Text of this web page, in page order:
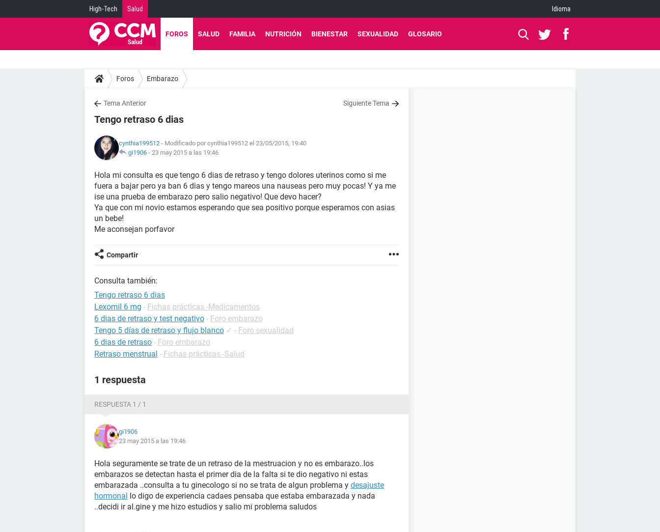
High-Tech Salud Idioma
FOROS SALUD FAMILIA NUTRICIÓN BIENESTAR SEXUALIDAD GLOSARIO
Foros Embarazo
Tema Anterior Siguiente Tema
Tengo retraso 6 dias
cynthia199512 - Modificado por cynthia199512 el 23/05/2015, 19:40
gi1906 - 23 may 2015 a las 19:46
Hola mi consulta es que tengo 6 dias de retraso y tengo dolores uterinos como si me
fuera a bajar pero ya ban 6 dias y tengo mareos una nauseas pero muy pocas! Y ya me
ise una prueba de embarazo pero salio negativo! Que devo hacer?
Ya que con mi novio estamos esperando que sea positivo porque esperamos con asias
un bebe!
Me aconsejan porfavor
Compartir
Consulta también:
Tengo retraso 6 dias
Lexomil 6 mg - Fichas prácticas -Medicamentos
6 dias de retraso y test negativo - Foro embarazo
Tengo 5 días de retraso y flujo blanco ✓ - Foro sexualidad
6 dias de retraso - Foro embarazo
Retraso menstrual - Fichas prácticas -Salud
1 respuesta
RESPUESTA 1 / 1
gi1906
23 may 2015 a las 19:46
Hola seguramente se trate de un retraso de la mestruacion y no es embarazo..los
embarazos se detectan hasta el primer dia de la falta si te dio negativo ni estas
embarazada ..consulta a tu ginecologo si no se trata de algun problema y desajuste
hormonal lo digo de experiencia cadaes pensaba que estaba embarazada y nada
..decidi ir al.gine y me hizo estudios y salio mi problema saludos